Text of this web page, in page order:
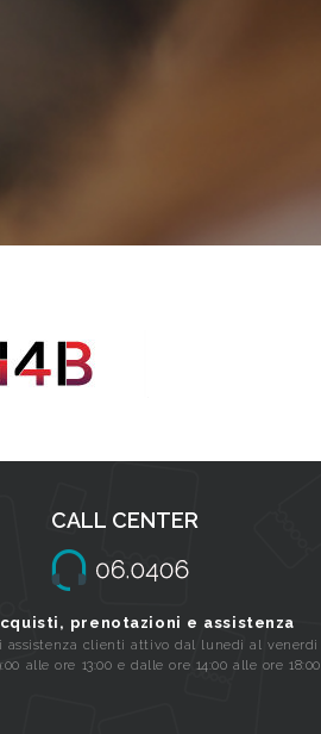
CALL CENTER
prenotazioni e assistenza
assistenza clienti attivo dal lunedi al venerdi
alle ore 13:00 e dalle ore 14:00 alle ore 18:00